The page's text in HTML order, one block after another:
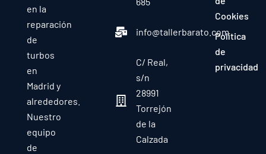
en la
reparación
de
turbos
en
Madrid y
alrededores.
Nuestro
equipo
de
info@tallerbarato.com
C/ Real,
s/n
28991
Torrejón
de la
Calzada
Cookies
Política
de
privacidad